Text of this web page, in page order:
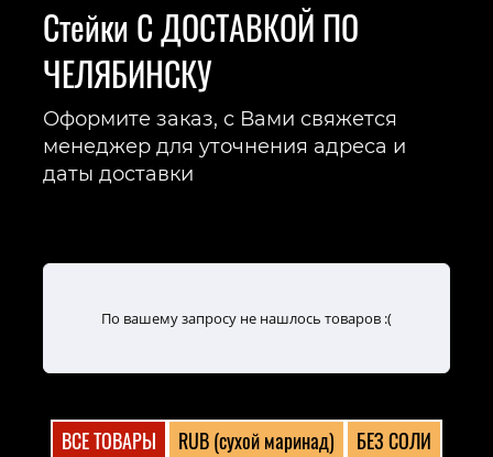
Стейки С ДОСТАВКОЙ ПО
ЧЕЛЯБИНСКУ
Оформите заказ, с Вами свяжется
менеджер для уточнения адреса и
даты доставки
По вашему запросу не нашлось товаров :(
ВСЕ ТОВАРЫ RUB (сухой маринад)
БЕЗ СОЛИ